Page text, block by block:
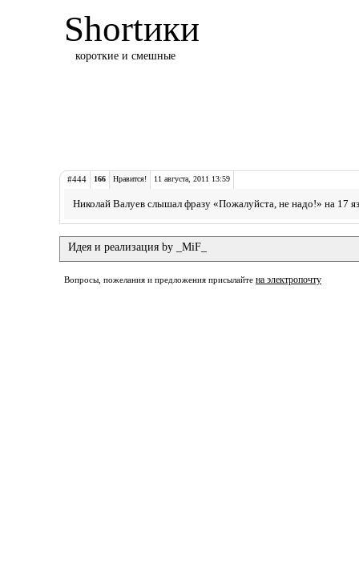
Shortики
короткие и смешные
#444 166 Нравится! 11 августа, 2011 13:59
Николай Валуев слышал фразу «Пожалуйста, не надо!» на 17
Идея и реализация by _MiF_
Вопросы, пожелания и предложения присылайте на электропочту